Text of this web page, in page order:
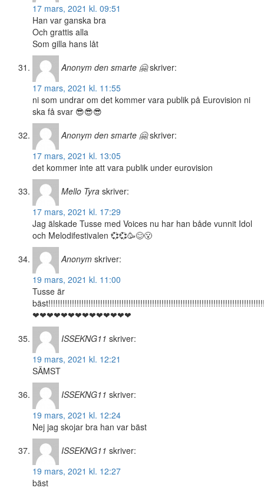
17 mars, 2021 kl. 09:51
Han var ganska bra
Och grattis alla
Som gilla hans låt
Anonym den smarte 🤗 skriver:
17 mars, 2021 kl. 11:55
ni som undrar om det kommer vara publik på Eurovision ni
ska få svar 😎😎😎
Anonym den smarte 🤗 skriver:
17 mars, 2021 kl. 13:05
det kommer inte att vara publik under eurovision
Mello Tyra skriver:
17 mars, 2021 kl. 17:29
Jag älskade Tusse med Voices nu har han både vunnit Idol
och Melodifestivalen 💞💞🥳😊😮
Anonym skriver:
19 mars, 2021 kl. 11:00
Tusse är
❤❤❤❤❤❤❤❤❤❤❤❤❤❤
ISSEKNG11 skriver:
19 mars, 2021 kl. 12:21
SÄMST
ISSEKNG11 skriver:
19 mars, 2021 kl. 12:24
Nej jag skojar bra han var bäst
ISSEKNG11 skriver:
19 mars, 2021 kl. 12:27
bäst